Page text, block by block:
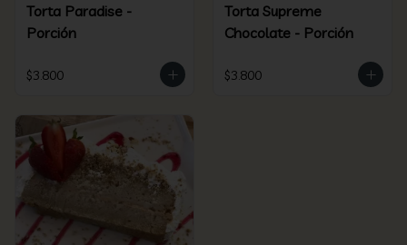
Torta Paradise -
Porción
$3.800
Torta Supreme
Chocolate - Porción
$3.800